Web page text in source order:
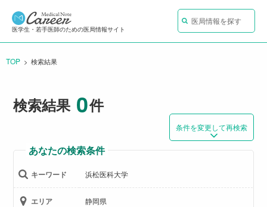
医学生・若手医師のための医局情報サイト
医局情報を探す
TOP CURRENT:
検索結果
検索結果 0件
条件を変更して再検索
あなたの検索条件
キーワード 浜松医科大学
エリア 静岡県